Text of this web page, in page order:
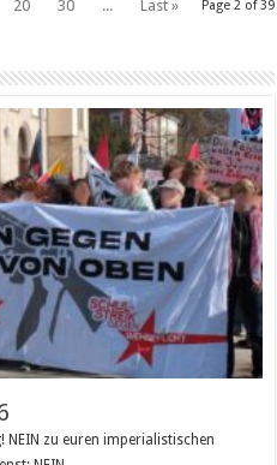
Page 2 of 39
20 30 ... Last »
NEIN zu euren imperialistischen